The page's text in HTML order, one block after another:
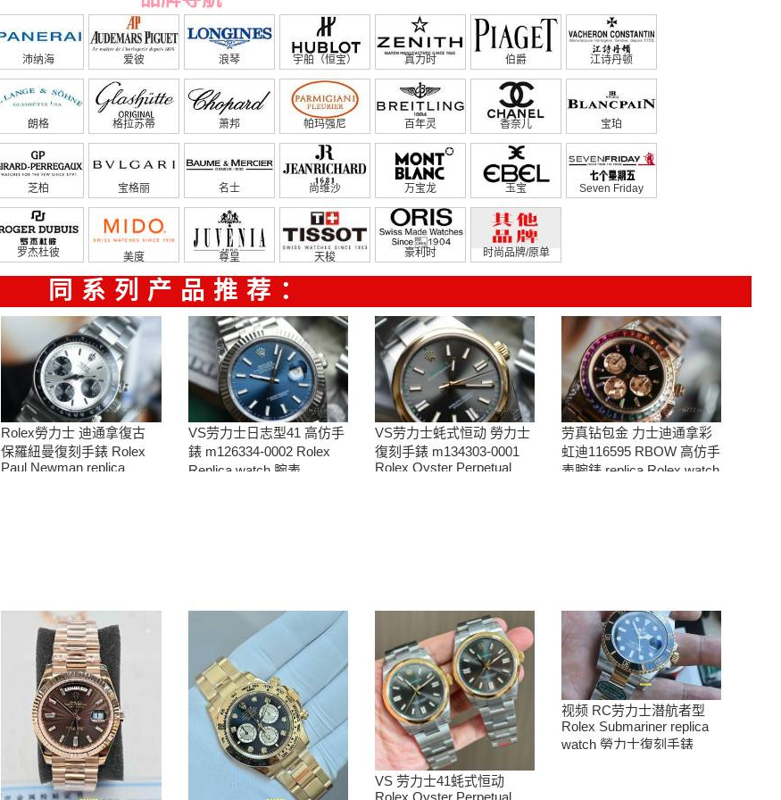
沛纳海 爱彼 浪琴 宇舶（恒宝） 真力时 伯爵 江诗丹顿
朗格 格拉苏蒂 萧邦 帕玛强尼 百年灵 香奈儿 宝珀
芝柏 宝格丽 名士 尚维沙 万宝龙 玉宝 Seven Friday
罗杰杜彼 美度 尊皇 天梭 豪利时 时尚品牌/原单
同系列产品推荐：
Rolex勞力士 迪通拿復古
保羅紐曼復刻手錶 Rolex
Paul Newman replica
VS劳力士日志型41 高仿手
錶 m126334-0002 Rolex
Replica watch 腕表
VS劳力士蚝式恒动 勞力士
復刻手錶 m134303-0001
Rolex Oyster Perpetual
劳真钻包金 力士迪通拿彩
虹迪116595 RBOW 高仿手
表腕錶 replica Rolex watch
VS 劳力士41蚝式恒动
Rolex Oyster Perpetual
视频 RC劳力士潜航者型
Rolex Submariner replica
watch 勞力士復刻手錶